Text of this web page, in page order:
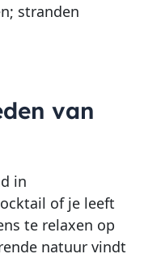
stranden
van
in
of je leeft
te relaxen op
natuur vindt